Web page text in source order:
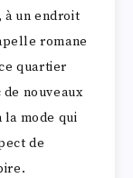
à un endroit
romane
quartier
nouveaux
la mode qui
de